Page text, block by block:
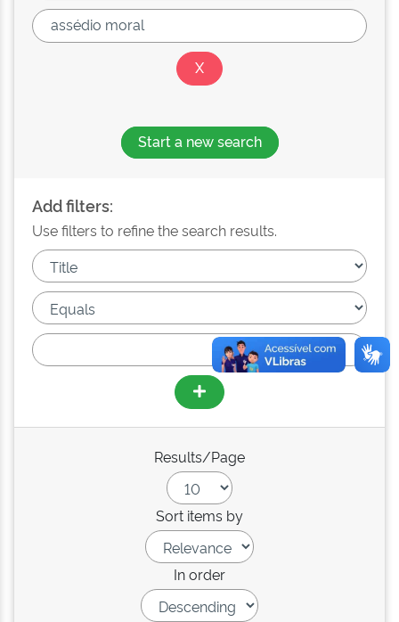
Start a new search
Add filters:
Use filters to refine the search results.
Results/Page
Sort items by
In order